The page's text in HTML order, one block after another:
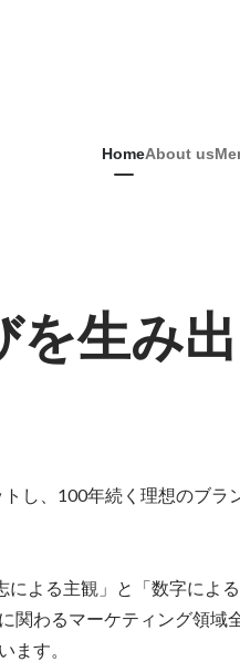
HomeAbout us
を生み
し、100年続く理想のブラ
よる主観」と「数字によ
関わるマーケティング領域
ます。